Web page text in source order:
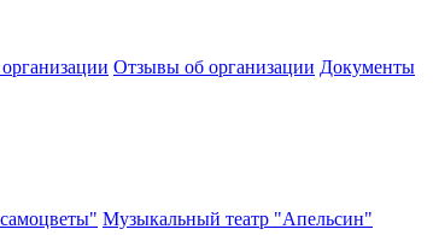
Отзывы об организации Документы
Музыкальный театр "Апельсин"